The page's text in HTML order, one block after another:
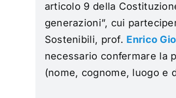
articolo 9 della
generazioni”, cui
Sostenibili, prof. Enrico
necessario confermare la
(nome, cognome, luogo e